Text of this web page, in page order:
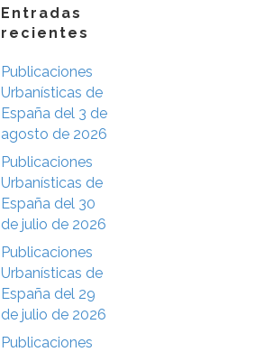
Entradas
recientes
Publicaciones
Urbanísticas de
España del 3 de
agosto de 2026
Publicaciones
Urbanísticas de
España del 30
de julio de 2026
Publicaciones
Urbanísticas de
España del 29
de julio de 2026
Publicaciones